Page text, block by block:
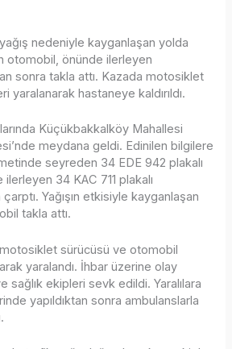
nedeniyle kayganlaşan yolda
otomobil, önünde ilerleyen
sonra takla attı. Kazada motosiklet
yaralanarak hastaneye kaldırıldı.
Küçükbakkalköy Mahallesi
meydana geldi. Edinilen bilgilere
seyreden 34 EDE 942 plakalı
34 KAC 711 plakalı
Yağışın etkisiyle kayganlaşan
takla attı.
sürücüsü ve otomobil
yaralandı. İhbar üzerine olay
sağlık ekipleri sevk edildi. Yaralılara
yapıldıktan sonra ambulanslarla